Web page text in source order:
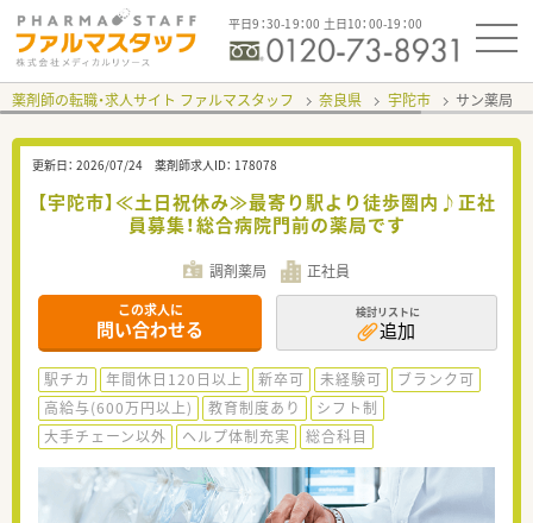
平日9：30-19：00 土日10：00-19：00
薬剤師の転職・求人サイト ファルマスタッフ 奈良県 宇陀市 サン薬局
更新日： 2026/07/24 薬剤師求人ID： 178078
【宇陀市】≪土日祝休み≫最寄り駅より徒歩圏内♪正社
員募集！総合病院門前の薬局です
調剤薬局 正社員
この求人に
問い合わせる
検討リストに
追加
駅チカ 年間休日120日以上 新卒可 未経験可
ブランク可
高給与(600万円以上)
教育制度あり
シフト制
大手チェーン以外
ヘルプ体制充実 総合科目